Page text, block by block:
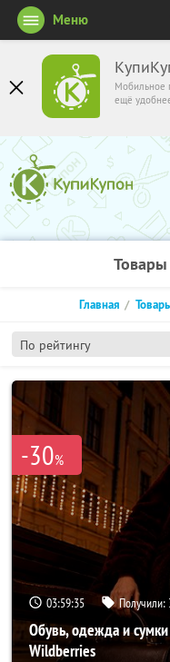
Мобильное
ещё
Меню
Товары
По рейтингу
Главная
-30%
03:59:35 Получили:
Обувь, одежда и
Wildberries